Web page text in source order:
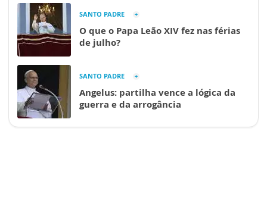
SANTO PADRE
O que o Papa Leão XIV fez nas férias
de julho?
SANTO PADRE
Angelus: partilha vence a lógica da
guerra e da arrogância